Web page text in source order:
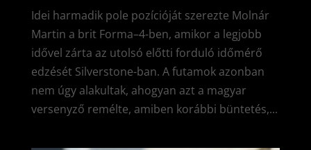
Idei harmadik pole pozícióját szerezte Molnár
Martin a brit Forma–4-ben, amikor a legjobb
idővel zárta az utolsó előtti forduló időmérő
edzését Silverstone-ban. A futamok azonban
nem úgy alakultak, ahogyan azt a magyar
versenyző remélte, amiben korábbi büntetés,...